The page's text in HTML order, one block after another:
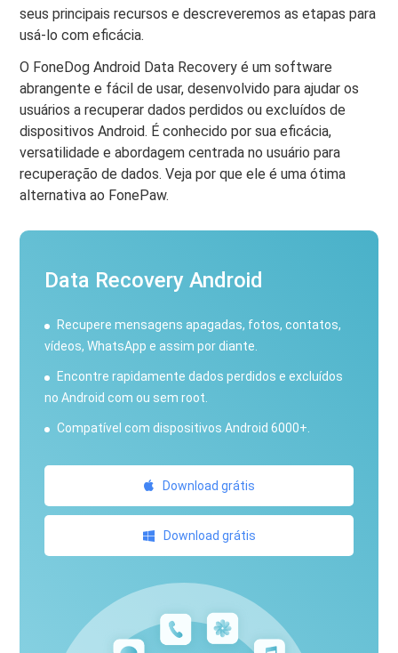
seus principais recursos e descreveremos as etapas para
usá-lo com eficácia.
O FoneDog Android Data Recovery é um software
abrangente e fácil de usar, desenvolvido para ajudar os
usuários a recuperar dados perdidos ou excluídos de
dispositivos Android. É conhecido por sua eficácia,
versatilidade e abordagem centrada no usuário para
recuperação de dados. Veja por que ele é uma ótima
alternativa ao FonePaw.
Data Recovery Android
Recupere mensagens apagadas, fotos, contatos,
vídeos, WhatsApp e assim por diante.
Encontre rapidamente dados perdidos e excluídos
no Android com ou sem root.
Compatível com dispositivos Android 6000+.
Download grátis
Download grátis